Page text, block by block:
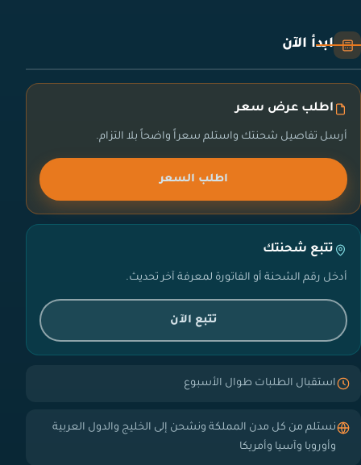
ابدأ الآن
اطلب عرض سعر
أرسل تفاصيل شحنتك واستلم سعراً واضحاً بلا التزام.
اطلب السعر
تتبع شحنتك
أدخل رقم الشحنة أو الفاتورة لمعرفة آخر تحديث.
تتبع الآن
استقبال الطلبات طوال الأسبوع
نستلم من كل مدن المملكة ونشحن إلى الخليج والدول العربية
وأوروبا وآسيا وأمريكا